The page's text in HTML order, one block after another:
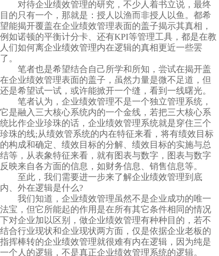
对待企业绩效管理的研究，不少人着书立说，最终
目的只有一个，那就是：授人以渔而非授人以鱼。都希
望能揭开覆盖在企业绩效管理表面的盖子揭示其真相，
例如诺顿的平衡计分卡、还有KPI等管理工具，都是在教
人们如何离企业绩效管理内在逻辑的真相更近一些罢
了。
笔者也是希望结合自己所学和所知，尝试在揭开盖
在企业绩效管理表面的盖子，虽然力量是微不足道，但
还是希望试一试，或许能掀开一个缝，看到一线曙光。
笔者认为，企业绩效管理不是一个独立管理系统，
它是融入三大核心系统内的一个金线，若把三大核心系
统比作企业珍珠的话，企业绩效管理系统就是穿住三个
珍珠的线;从绩效管系统的内在特征来看，将有绩效目标
的构成和确定、绩效目标的分解、绩效目标的实施与总
结等，从表象特征来看，就有图表与数字，图表与数字
反映来自各方面的信息，如财务信息、销售信息等。
至此，我们需要进一步来了解企业绩效管理到底
内、外在逻辑是什么?
我们知道，企业绩效管理虽然不是企业成功的唯一
法宝，但它所能起的作用是在所有其它条件相同的情况
下对企业加以区别，做企业绩效管理有种种目的，若不
结合行业现状和企业现状两方面，仅是依据企业老板的
指挥棒转的企业绩效管理就很难有内在逻辑，因为纯是
一个人的逻辑，不是真正企业绩效管理系统的逻辑。